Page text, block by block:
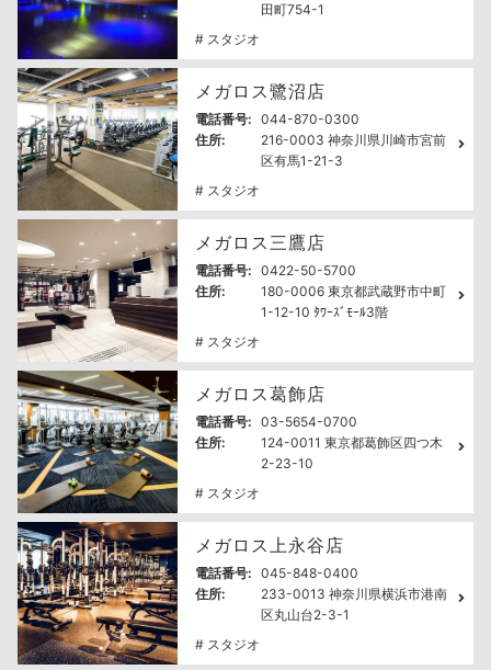
田町754-1
# スタジオ
メガロス鷺沼店
電話番号: 044-870-0300
住所:
216-0003 神奈川県川崎市宮前
区有馬1-21-3
# スタジオ
メガロス三鷹店
電話番号: 0422-50-5700
住所:
180-0006 東京都武蔵野市中町
1-12-10 ﾀﾜｰｽﾞﾓｰﾙ3階
# スタジオ
メガロス葛飾店
電話番号: 03-5654-0700
住所:
124-0011 東京都葛飾区四つ木
2-23-10
# スタジオ
メガロス上永谷店
電話番号: 045-848-0400
住所:
233-0013 神奈川県横浜市港南
区丸山台2-3-1
# スタジオ